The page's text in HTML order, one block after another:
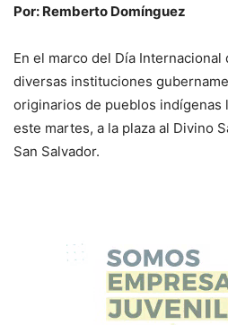
Por: Remberto Domínguez
En el marco del Día
diversas instituciones
originarios de pueblos indígenas
este martes, a la plaza al Divino
San Salvador.